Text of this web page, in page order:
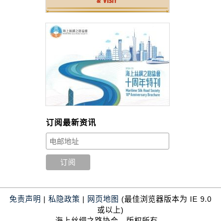
订阅最新资讯
免责声明 | 私隐政策 | 网页地图 (最佳浏览器版本为 IE 9.0
或以上)